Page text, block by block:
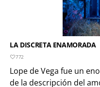
LA DISCRETA ENAMORADA
772
Lope de Vega fue un
de la descripción del